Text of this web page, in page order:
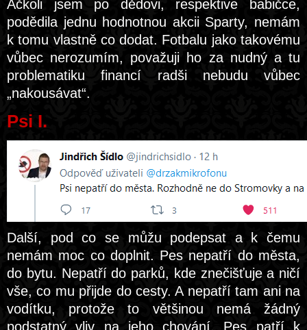
Ačkoli jsem po dědovi, respektive babičce,
podědila jednu hodnotnou akcii Sparty, nemám
k tomu vlastně co dodat. Fotbalu jako takovému
vůbec nerozumím, považuji ho za nudný a tu
problematiku financí radši nebudu vůbec
„nakousávat“.
Psi I.
Další, pod co se můžu podepsat a k čemu
nemám moc co doplnit. Pes nepatří do města,
do bytu. Nepatří do parků, kde znečišťuje a ničí
vše, co mu přijde do cesty. A nepatří tam ani na
vodítku, protože to většinou nemá žádný
podstatný vliv na jeho chování. Pes patří k